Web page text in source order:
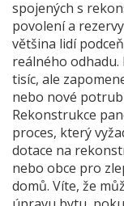
spojených s
povolení a
většina lidí
reálného odhadu.
tisíc, ale
nebo nové
Rekonstrukce
proces, který
dotace na
nebo obce pro
domů. Víte, že